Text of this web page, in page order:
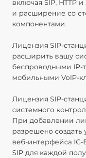
включая SIP, HTTP
и расширение со
компонентами.
Лицензия SIP-
расширить вашу
беспроводными IP-
мобильными VoIP-
Лицензия SIP-
системного
При добавлении
разрешено создать
веб-интерфейса IC-
SIP для каждой